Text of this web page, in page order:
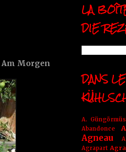
Am Morgen
LA
DIE
DANS
A.
Abandonce
Agneau
Agrapart